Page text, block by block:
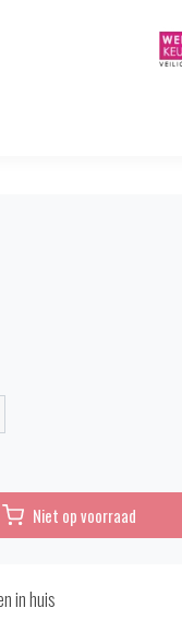
Niet op voorraad
in huis